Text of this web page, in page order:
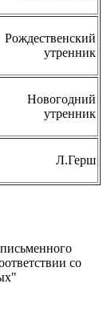
Рождественский
утренник
Новогодний
утренник
Л.Герш
со